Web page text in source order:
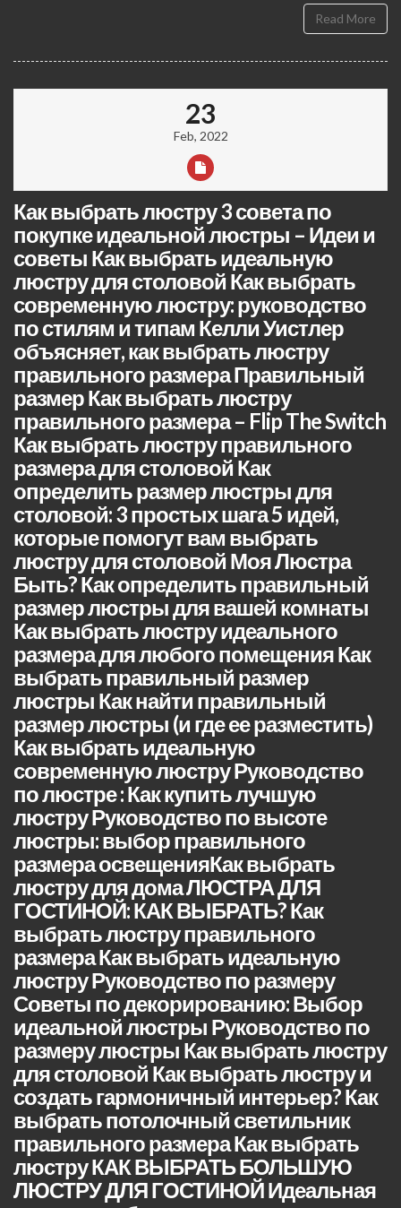
Read More
23
Feb, 2022
Как выбрать люстру 3 совета по
покупке идеальной люстры – Идеи и
советы Как выбрать идеальную
люстру для столовой Как выбрать
современную люстру: руководство
по стилям и типам Келли Уистлер
объясняет, как выбрать люстру
правильного размера Правильный
размер Как выбрать люстру
правильного размера – Flip The Switch
Как выбрать люстру правильного
размера для столовой Как
определить размер люстры для
столовой: 3 простых шага 5 идей,
которые помогут вам выбрать
люстру для столовой Моя Люстра
Быть? Как определить правильный
размер люстры для вашей комнаты
Как выбрать люстру идеального
размера для любого помещения Как
выбрать правильный размер
люстры Как найти правильный
размер люстры (и где ее разместить)
Как выбрать идеальную
современную люстру Руководство
по люстре : Как купить лучшую
люстру Руководство по высоте
люстры: выбор правильного
размера освещенияКак выбрать
люстру для дома ЛЮСТРА ДЛЯ
ГОСТИНОЙ: КАК ВЫБРАТЬ? Как
выбрать люстру правильного
размера Как выбрать идеальную
люстру Руководство по размеру
Советы по декорированию: Выбор
идеальной люстры Руководство по
размеру люстры Как выбрать люстру
для столовой Как выбрать люстру и
создать гармоничный интерьер? Как
выбрать потолочный светильник
правильного размера Как выбрать
люстру КАК ВЫБРАТЬ БОЛЬШУЮ
ЛЮСТРУ ДЛЯ ГОСТИНОЙ Идеальная